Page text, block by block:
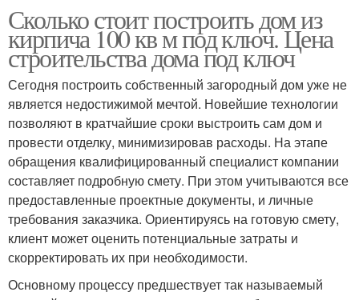
Сколько стоит построить дом из
кирпича 100 кв м под ключ. Цена
строительства дома под ключ
Сегодня построить собственный загородный дом уже не
является недостижимой мечтой. Новейшие технологии
позволяют в кратчайшие сроки выстроить сам дом и
провести отделку, минимизировав расходы. На этапе
обращения квалифицированный специалист компании
составляет подробную смету. При этом учитываются все
предоставленные проектные документы, и личные
требования заказчика. Ориентируясь на готовую смету,
клиент может оценить потенциальные затраты и
скорректировать их при необходимости.
Основному процессу предшествует так называемый